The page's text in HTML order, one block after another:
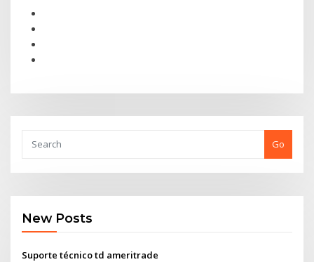
Go
New Posts
Suporte técnico td ameritrade